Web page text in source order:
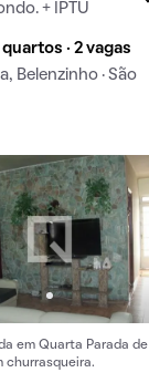
+ IPTU
quartos · 2 vagas
Belenzinho · São
em Quarta Parada de
churrasqueira.